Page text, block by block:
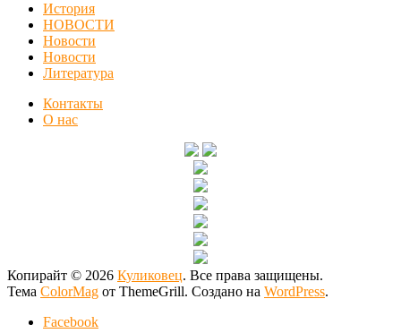
История
НОВОСТИ
Новости
Новости
Литература
Контакты
О нас
Копирайт © 2026 Куликовец. Все права защищены.
Тема ColorMag от ThemeGrill. Создано на WordPress.
Facebook